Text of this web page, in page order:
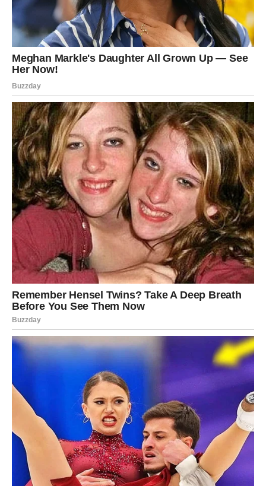
Škorpija
Škorpijama kraj sedmice donosi priliku da ostave iza sebe
stare emotivne terete. Kada otpustite ono što vas je dugo
opterećivalo, otvoriće se prostor za mnogo ljepše
emocije.
Ako ste zauzeti, iskren razgovor donijeće više
razumijevanja i bliskosti.
Strijelac
Strijelčevima slijede spontani susreti i mnogo vedre
energije. Slobodnim pripadnicima ovog znaka jedna
osoba mogla bi privući pažnju svojom iskrenošću i
optimizmom.
Ako ste u vezi, zajedničko vrijeme provedeno sa
partnerom donijeće vam mnogo radosti.
Jarac
Jarčevi ulaze u period u kojem ljubav dolazi onda kada su
najmanje očekivali. Slobodni Jarčevi mogli bi upoznati
osobu koja dijeli njihove životne vrijednosti i želju za
stabilnim odnosom.
Zauzeti pripadnici ovog znaka razgovaraće sa partnerom
o planovima koji će njihovu vezu podići na viši nivo.